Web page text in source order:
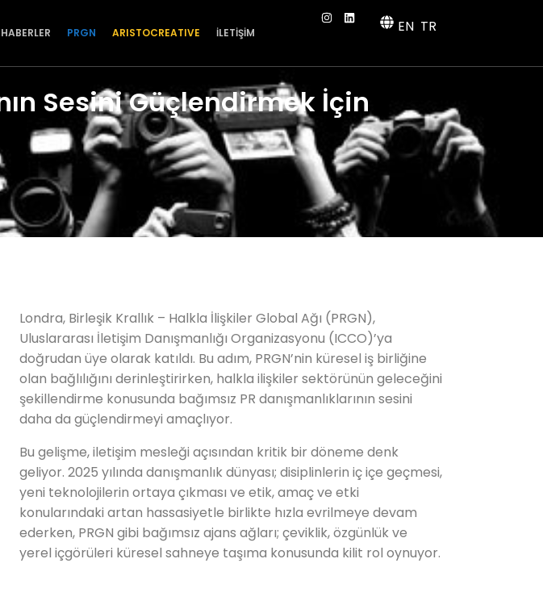
HABERLER PRGN ARISTOCREATIVE İLETİŞİM EN TR
Sesini Güçlendirmek İçin
Londra, Birleşik Krallık – Halkla İlişkiler Global Ağı (PRGN),
Uluslararası İletişim Danışmanlığı Organizasyonu (ICCO)’ya
doğrudan üye olarak katıldı. Bu adım, PRGN’nin küresel iş birliğine
olan bağlılığını derinleştirirken, halkla ilişkiler sektörünün geleceğini
şekillendirme konusunda bağımsız PR danışmanlıklarının sesini
daha da güçlendirmeyi amaçlıyor.
Bu gelişme, iletişim mesleği açısından kritik bir döneme denk
geliyor. 2025 yılında danışmanlık dünyası; disiplinlerin iç içe geçmesi,
yeni teknolojilerin ortaya çıkması ve etik, amaç ve etki
konularındaki artan hassasiyetle birlikte hızla evrilmeye devam
ederken, PRGN gibi bağımsız ajans ağları; çeviklik, özgünlük ve
yerel içgörüleri küresel sahneye taşıma konusunda kilit rol oynuyor.